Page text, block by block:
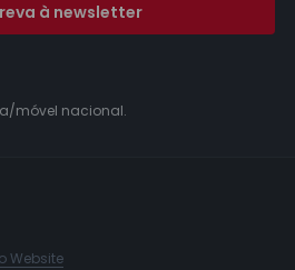
à newsletter
móvel nacional.
Website